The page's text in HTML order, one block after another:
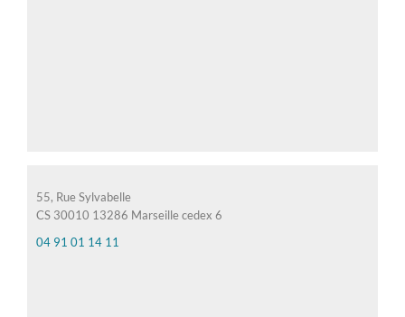
55, Rue Sylvabelle
CS 30010 13286 Marseille cedex 6
04 91 01 14 11